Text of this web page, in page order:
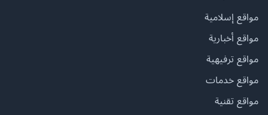
مواقع إسلامية
مواقع أخبارية
مواقع ترفيهية
مواقع خدمات
مواقع تقنية